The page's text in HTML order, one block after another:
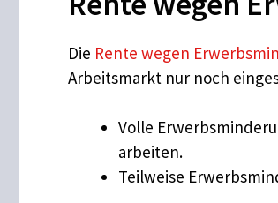
Die Rente wegen
Arbeitsmarkt nur noch
Volle
arbeiten.
Teilweise